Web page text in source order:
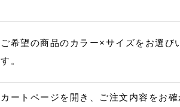
ご希望の商品のカラー×サイズをお選び
す。
カートページを開き、ご注文内容をお確